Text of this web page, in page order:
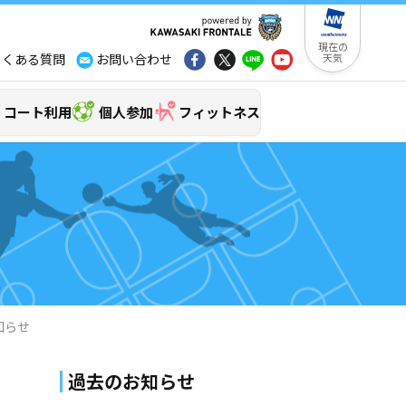
現在の
天気
ある質問 お問い合わせ
コート利用 個人参加 フィットネス
らせ
過去のお知らせ